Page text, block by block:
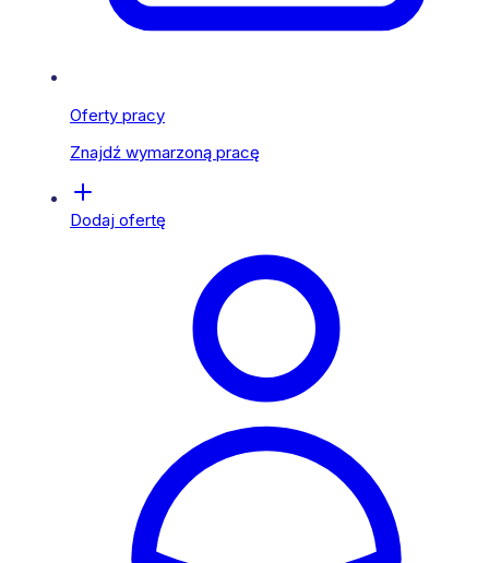
Oferty pracy
Znajdź wymarzoną pracę
Dodaj ofertę